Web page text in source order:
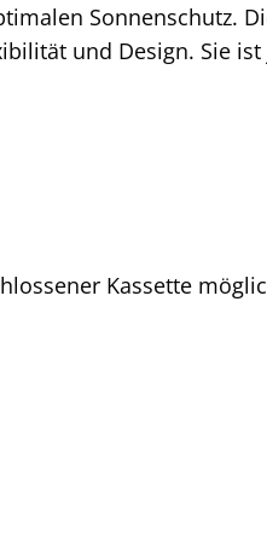
Sonnenschutz.
und Design. Sie
Kassette